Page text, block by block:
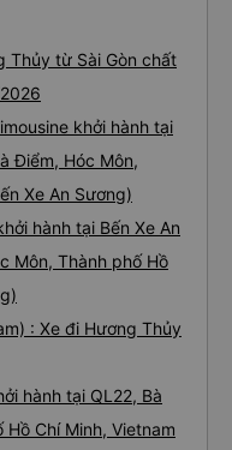
Thủy từ Sài Gòn chất
khởi hành tại
Điểm, Hóc Môn,
Xe An Sương)
hành tại Bến Xe An
Môn, Thành phố Hồ
: Xe đi Hương Thủy
hành tại QL22, Bà
Chí Minh, Vietnam